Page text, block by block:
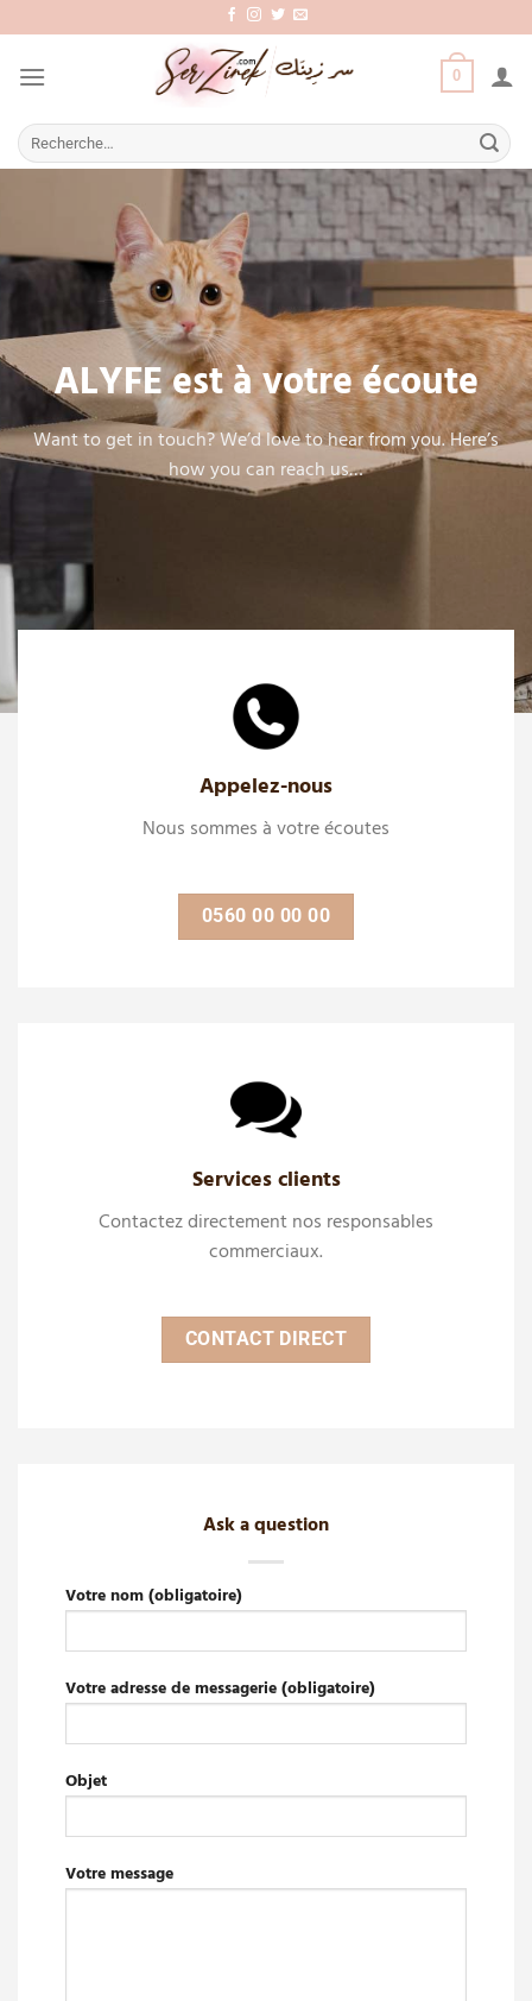
au
contenu
0
Recherche
pour :
ALYFE est à votre écoute
Want to get in touch? We’d love to hear from you. Here’s
how you can reach us…
Appelez-nous
Nous sommes à votre écoutes
0560 00 00 00
Services clients
Contactez directement nos responsables
commerciaux.
CONTACT DIRECT
Ask a question
Votre nom (obligatoire)
Votre adresse de messagerie (obligatoire)
Objet
Votre message